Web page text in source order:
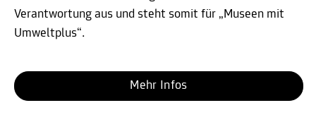
Verantwortung aus und steht somit für „Museen mit
Umweltplus“.
Mehr Infos